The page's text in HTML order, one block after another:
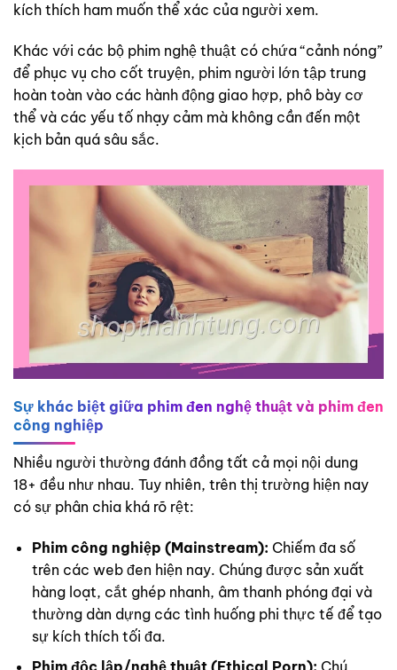
kích thích ham muốn thể xác của người xem.
Khác với các bộ phim nghệ thuật có chứa “cảnh nóng”
để phục vụ cho cốt truyện, phim người lớn tập trung
hoàn toàn vào các hành động giao hợp, phô bày cơ
thể và các yếu tố nhạy cảm mà không cần đến một
kịch bản quá sâu sắc.
Sự khác biệt giữa phim đen nghệ thuật và phim đen
công nghiệp
Nhiều người thường đánh đồng tất cả mọi nội dung
18+ đều như nhau. Tuy nhiên, trên thị trường hiện nay
có sự phân chia khá rõ rệt:
Phim công nghiệp (Mainstream): Chiếm đa số
trên các web đen hiện nay. Chúng được sản xuất
hàng loạt, cắt ghép nhanh, âm thanh phóng đại và
thường dàn dựng các tình huống phi thực tế để tạo
sự kích thích tối đa.